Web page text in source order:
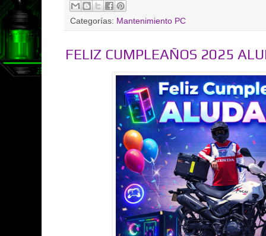
Categorías: Mantenimiento PC
FELIZ CUMPLEAÑOS 2025